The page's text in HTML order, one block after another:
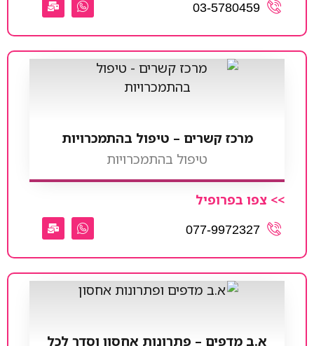
03-5780459
מרכז קשרים – טיפול בהתמכרויות
טיפול בהתמכרויות
>> צפו בפרופיל
077-9972327
א.ב מדפים – פתרונות אחסון וסדר לכל